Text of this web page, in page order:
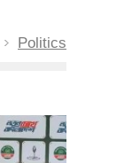
Politics